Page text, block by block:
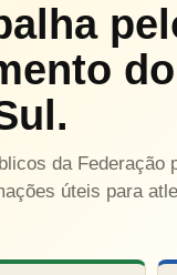
da Federação
úteis para